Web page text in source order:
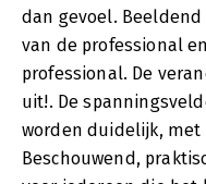
dan gevoel.
van de professional
professional. De
uit!. De
worden duidelijk,
Beschouwend,